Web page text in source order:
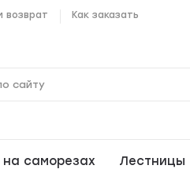
возврат Как заказать
саморезах Лестницы